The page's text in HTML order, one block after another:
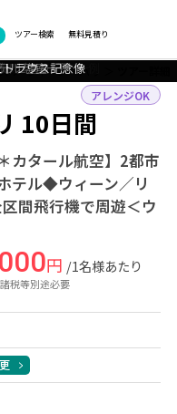
無料見積り
ツアー検索
ウィーン・パリ
10日間
カタール航空】2都市
テル◆ウィーン／リ
間飛行機で周遊＜ウ
アレンジOK
円 /1名様あたり
税等別途必要
&スパ 客室一例
門
ル 客室一例
ラウス記念像
ゼ通り
フォトギャラリー